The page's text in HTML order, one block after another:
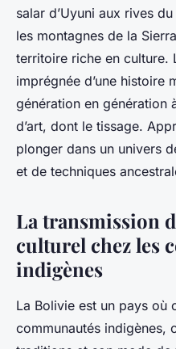
salar d’Uyuni aux rives
les montagnes de la
territoire riche en culture.
imprégnée d’une histoire
génération en génération
d’art, dont le tissage.
plonger dans un univers
et de techniques
La transmission
culturel chez les
indigènes
La Bolivie est un pays où
communautés indigènes,